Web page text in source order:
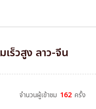
ร็วสูง ลาว-จีน
จำนวนผู้เข้าชม 162 ครั้ง